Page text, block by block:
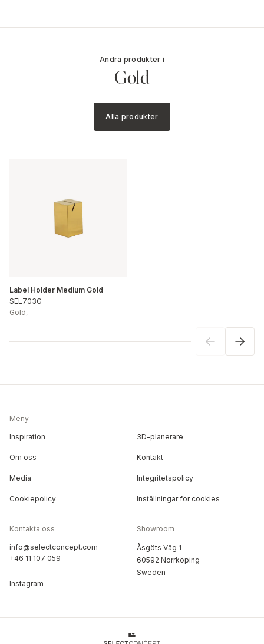
Andra produkter i
Gold
Alla produkter
Label Holder Medium Gold
SEL703G
Gold,
Meny
Inspiration 3D-planerare
Om oss Kontakt
Media Integritetspolicy
Cookiepolicy Inställningar för cookies
Kontakta oss
info@selectconcept.com
+46 11 107 059
Instagram
Showroom
Åsgöts Väg 1
60592 Norrköping
Sweden